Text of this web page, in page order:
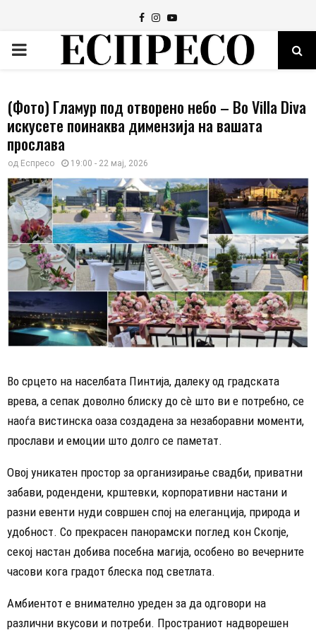
Facebook
Instagram
Youtube
PRIMARY
(Фото) Гламур под отворено небо – Во Villa Diva
искусете поинаква димензија на вашата
прослава
од Еспресо 19:00 - 22 мај, 2026
Во срцето на населбата Пинтија, далеку од градската
врева, а сепак доволно блиску до сè што ви е потребно, се
наоѓа вистинска оаза создадена за незаборавни моменти,
прослави и емоции што долго се паметат.
Овој уникатен простор за организирање свадби, приватни
забави, родендени, крштевки, корпоративни настани и
разни евенти нуди совршен спој на елеганција, природа и
удобност. Со прекрасен панорамски поглед кон Скопје,
секој настан добива посебна магија, особено во вечерните
часови кога градот блеска под светлата.
Амбиентот е внимателно уреден за да одговори на
различни вкусови и потреби. Пространиот надворешен